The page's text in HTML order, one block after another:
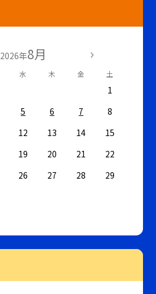
2026年8月
水 木 金 土
1
5 6 7
8
12 13 14
15
19 20 21
22
26 27 28
29